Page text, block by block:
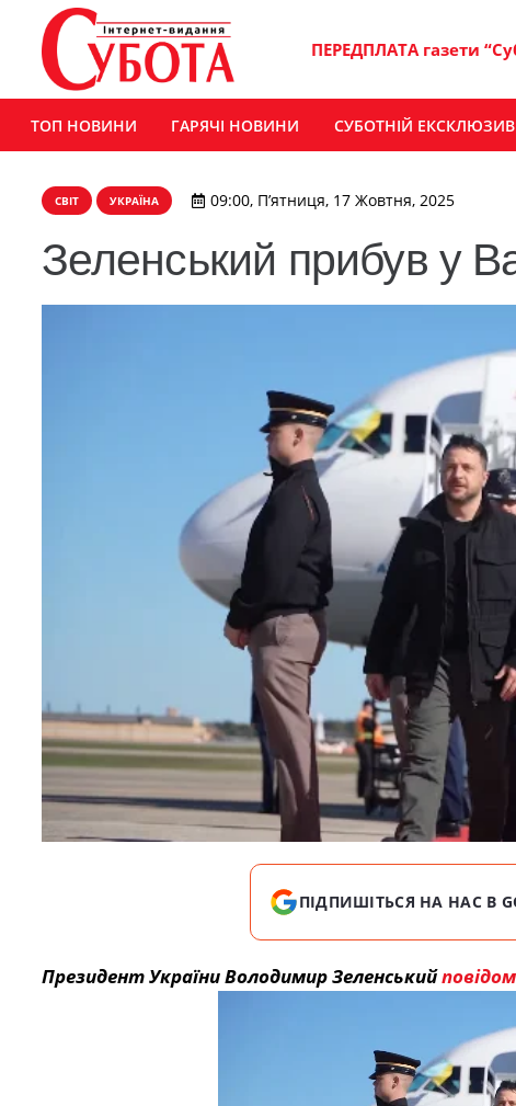
ПЕРЕДПЛАТА газети
ТОП НОВИНИ ГАРЯЧІ НОВИНИ СУБОТНІЙ ЕКСКЛЮЗИВ
СВІТ УКРАЇНА 09:00, П’ятниця, 17 Жовтня, 2025
Зеленський прибув у
ПІДПИШІТЬСЯ НА НАС В
Президент України Володимир Зеленський